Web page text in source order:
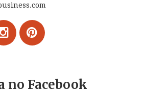
no Facebook